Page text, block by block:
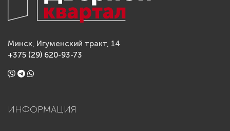
Минск, Игуменский тракт, 14
+375 (29) 620-93-73
ИНФОРМАЦИЯ